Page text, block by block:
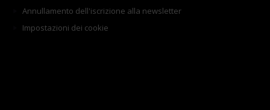
Annullamento dell'iscrizione alla newsletter
Impostazioni dei cookie